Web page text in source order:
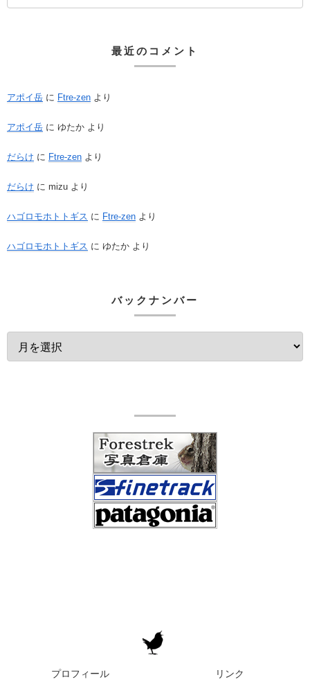
最近のコメント
アポイ岳 に Ftre-zen より
アポイ岳 に ゆたか より
だらけ に Ftre-zen より
だらけ に mizu より
ハゴロモホトトギス に Ftre-zen より
ハゴロモホトトギス に ゆたか より
バックナンバー
プロフィール リンク